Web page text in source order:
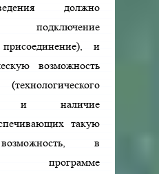
должно
подключение
присоединение), и
возможность
и наличие
такую
в
программе